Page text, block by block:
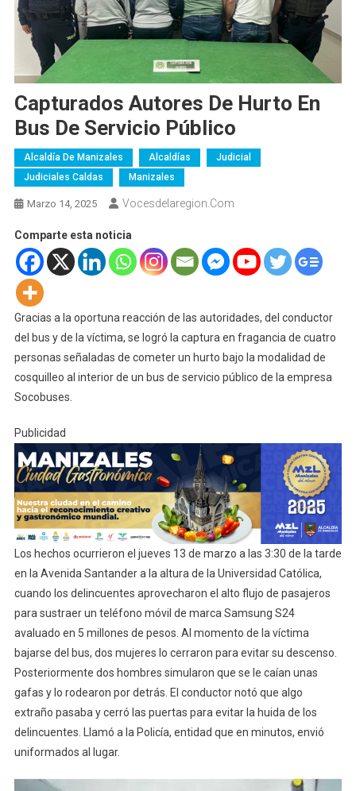
Capturados Autores De Hurto En
Bus De Servicio Público
Alcaldía De Manizales Alcaldías
Judicial
Judiciales Caldas
Manizales
Marzo 14, 2025 Vocesdelaregion.com
Comparte esta noticia
Gracias a la oportuna reacción de las autoridades, del conductor
del bus y de la víctima, se logró la captura en fragancia de cuatro
personas señaladas de cometer un hurto bajo la modalidad de
cosquilleo al interior de un bus de servicio público de la empresa
Socobuses.
Publicidad
Los hechos ocurrieron el jueves 13 de marzo a las 3:30 de la tarde
en la Avenida Santander a la altura de la Universidad Católica,
cuando los delincuentes aprovecharon el alto flujo de pasajeros
para sustraer un teléfono móvil de marca Samsung S24
avaluado en 5 millones de pesos. Al momento de la víctima
bajarse del bus, dos mujeres lo cerraron para evitar su descenso.
Posteriormente dos hombres simularon que se le caían unas
gafas y lo rodearon por detrás. El conductor notó que algo
extraño pasaba y cerró las puertas para evitar la huida de los
delincuentes. Llamó a la Policía, entidad que en minutos, envió
uniformados al lugar.